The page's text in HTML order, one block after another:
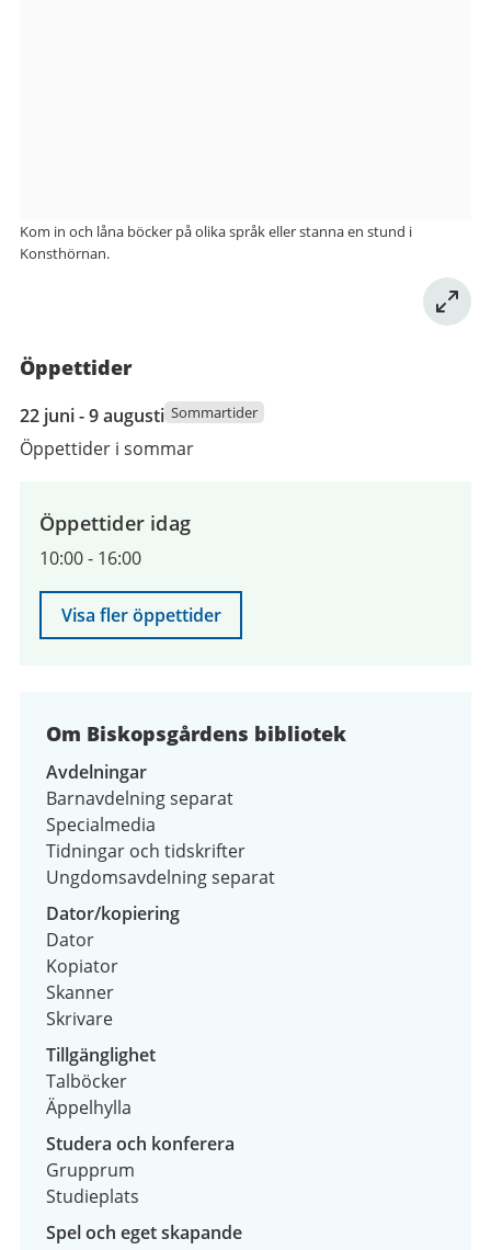
Kom in och låna böcker på olika språk eller stanna en stund i
Konsthörnan.
Öppettider
22
juni
2026
augusti
2026
22 juni - 9 augusti Sommartider
Öppettider i sommar
Öppettider idag
10:00- 16:00
Visa fler öppettider
Om Biskopsgårdens bibliotek
Avdelningar
Barnavdelning separat
Specialmedia
Tidningar och tidskrifter
Ungdomsavdelning separat
Dator/kopiering
Dator
Kopiator
Skanner
Skrivare
Tillgänglighet
Talböcker
Äppelhylla
Studera och konferera
Grupprum
Studieplats
Spel och eget skapande